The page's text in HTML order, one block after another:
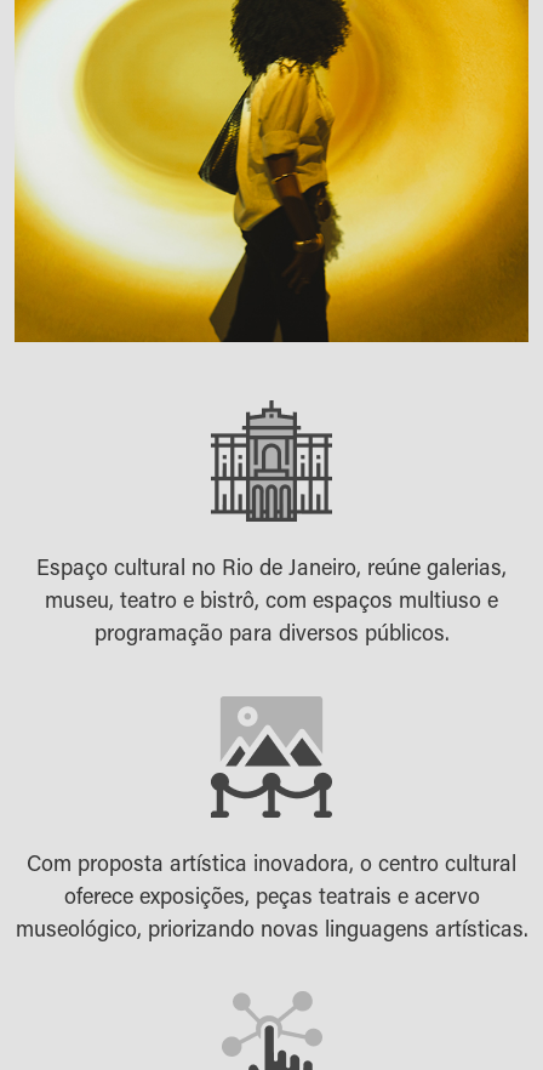
Espaço cultural no Rio de Janeiro, reúne galerias,
museu, teatro e bistrô, com espaços multiuso e
programação para diversos públicos.
Com proposta artística inovadora, o centro cultural
oferece exposições, peças teatrais e acervo
museológico, priorizando novas linguagens artísticas.